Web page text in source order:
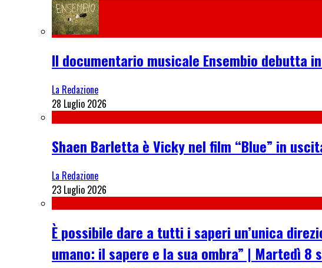
Il documentario musicale Ensembio debutta
La Redazione
28 Luglio 2026
Shaen Barletta è Vicky nel film “Blue” in
La Redazione
23 Luglio 2026
È possibile dare a tutti i saperi un’unica
umano: il sapere e la sua ombra” | Martedì 8